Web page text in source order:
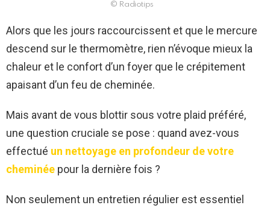
© Radiotips
Alors que les jours raccourcissent et que le mercure
descend sur le thermomètre, rien n’évoque mieux la
chaleur et le confort d’un foyer que le crépitement
apaisant d’un feu de cheminée.
Mais avant de vous blottir sous votre plaid préféré,
une question cruciale se pose : quand avez-vous
effectué un nettoyage en profondeur de votre
cheminée pour la dernière fois ?
Non seulement un entretien régulier est essentiel